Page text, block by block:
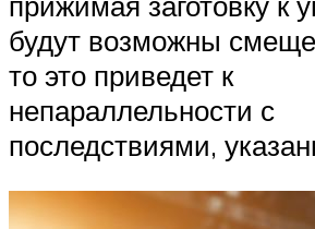
будут возможны
то это приведет к
непараллельности с
последствиями,